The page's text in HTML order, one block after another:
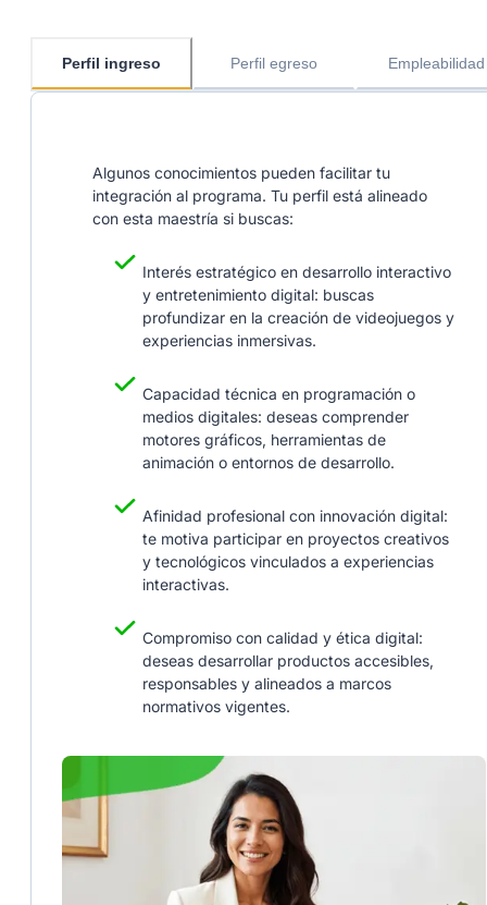
Perfil ingreso Perfil egreso Empleabilidad
Algunos conocimientos pueden facilitar tu
integración al programa. Tu perfil está alineado
con esta maestría si buscas:
Interés estratégico en desarrollo interactivo
y entretenimiento digital: buscas
profundizar en la creación de videojuegos y
experiencias inmersivas.
Capacidad técnica en programación o
medios digitales: deseas comprender
motores gráficos, herramientas de
animación o entornos de desarrollo.
Afinidad profesional con innovación digital:
te motiva participar en proyectos creativos
y tecnológicos vinculados a experiencias
interactivas.
Compromiso con calidad y ética digital:
deseas desarrollar productos accesibles,
responsables y alineados a marcos
normativos vigentes.